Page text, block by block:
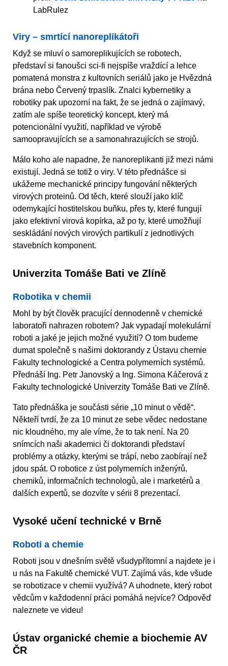
LabRulez
Viry – smrtící nanoreplikátoři
Když se mluví o samoreplikujících se robotech,
představí si fanoušci sci-fi nejspíše vraždící a lehce
pomatená monstra z kultovních seriálů jako je Hvězdná
brána nebo Červený trpaslík. Znalci kybernetiky a
robotiky pak upozorní na fakt, že se jedná o zajímavý,
zatím ale spíše teoretický koncept, který má
potencionální využití, například ve výrobě
samoopravujících se a samonahrazujících se strojů.
Málo koho ale napadne, že nanoreplikanti již mezi námi
existují. Jedná se totiž o viry. V této přednášce si
ukážeme mechanické principy fungování některých
virových proteinů. Od těch, které slouží jako klíč
odemykající hostitelskou buňku, přes ty, které fungují
jako efektivní virová kopírka, až po ty, které umožňují
seskládání nových virových partikulí z jednotlivých
stavebních komponent.
Univerzita Tomáše Bati ve Zlíně
Robotika v chemii
Mohl by být člověk pracující dennodenně v chemické
laboratoři nahrazen robotem? Jak vypadají molekulární
roboti a jaké je jejich možné využití? O tom budeme
dumat společně s našimi doktorandy z Ústavu chemie
Fakulty technologické a Centra polymerních systémů.
Přednáší Ing. Petr Janovský a Ing. Simona Káčerová z
Fakulty technologické Univerzity Tomáše Bati ve Zlíně.
Tato přednáška je součásti série „10 minut o vědě“.
Někteří tvrdí, že za 10 minut ze sebe vědec nedostane
nic kloudného, my ale víme, že to tak není. Na 20
snímcích naši akademici či doktorandi představí
problémy a otázky, kterými se trápí, nebo zaobírají než
jdou spát. O robotice z úst polymerních inženýrů,
chemiků, informačních technologů, ale i marketérů a
dalších expertů, se dozvíte v sérii 8 prezentací.
Vysoké učení technické v Brně
Roboti a chemie
Roboti jsou v dnešním světě všudypřítomní a najdete je i
u nás na Fakultě chemické VUT. Zajímá vás, kde všude
se robotizace v chemii využívá? A uhodnete, který robot
vědcům v každodenní práci pomáhá nejvíce? Odpověď
naleznete ve videu!
Ústav organické chemie a biochemie AV
ČR